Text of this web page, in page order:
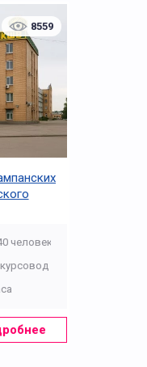
8559
человек